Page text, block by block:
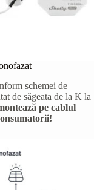
schemei de
de săgeata de la K la
pe cablul